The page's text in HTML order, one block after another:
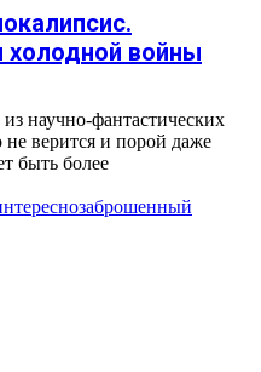
войны
научно-фантастических
верится и порой даже
быть более
заброшенный